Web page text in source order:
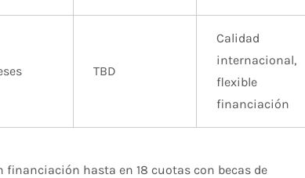
TBD
Calidad
internacional,
flexible
financiación
hasta en 18 cuotas con becas de